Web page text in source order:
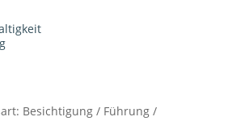
Besichtigung / Führung /